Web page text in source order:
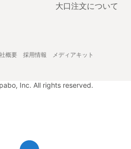
大口注文について
概要 採用情報 メディアキット
Inc. All rights reserved.